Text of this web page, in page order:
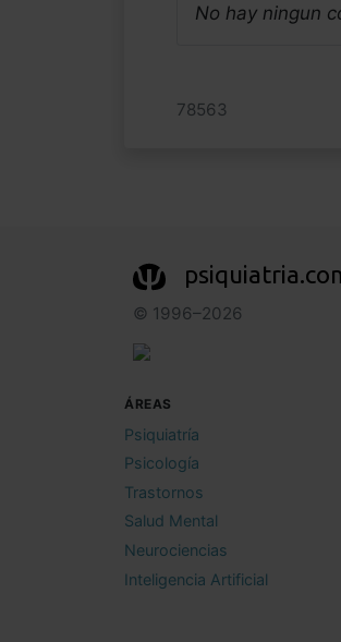
No hay ningun
78563
© 1996–2026
ÁREAS
Psiquiatría
Psicología
Trastornos
Salud Mental
Neurociencias
Inteligencia Artificial